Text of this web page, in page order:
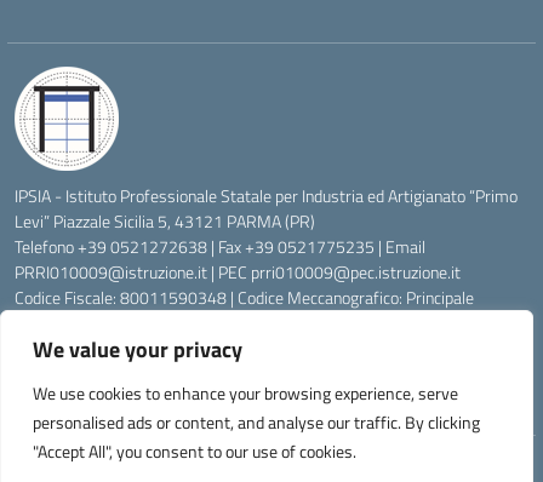
We value your privacy
We use cookies to enhance your browsing experience, serve
personalised ads or content, and analyse our traffic. By clicking
"Accept All", you consent to our use of cookies.
IPSIA - Istituto Professionale Statale per Industria ed Artigianato “Primo
Levi” Piazzale Sicilia 5, 43121 PARMA (PR)
Telefono +39 0521272638 | Fax +39 0521775235 | Email
PRRI010009@istruzione.it| PEC prri010009@pec.istruzione.it
Codice Fiscale: 80011590348 | Codice Meccanografico: Principale
Codice Univoco di Fatturazione: UFW76E | Codice Ente Tesoreria:
Corrente Postale N.: 00222430